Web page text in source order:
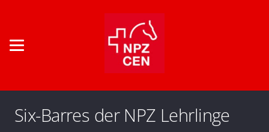
Six-Barres der NPZ Lehrlinge